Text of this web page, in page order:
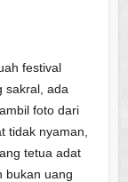
festival
sakral, ada
foto dari
tidak nyaman,
tetua adat
bukan uang